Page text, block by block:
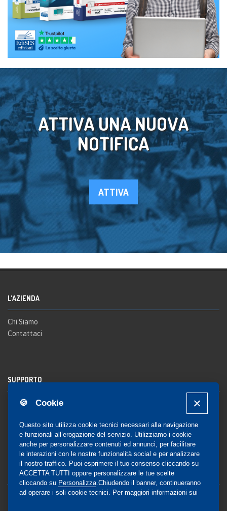
🍪 Cookie
Questo sito utilizza cookie tecnici necessari alla navigazione
e funzionali all’erogazione del servizio. Utilizziamo i cookie
anche per personalizzare contenuti ed annunci, per facilitare
le interazioni con le nostre funzionalità social e per analizzare
il nostro traffico. Puoi esprimere il tuo consenso cliccando su
ACCETTA TUTTI oppure personalizzare le tue scelte
cliccando su Personalizza .Chiudendo il banner, continueranno
ad operare i soli cookie tecnici. Per maggiori informazioni sui
ATTIVA UNA NUOVA
NOTIFICA
ATTIVA
L'AZIENDA
Chi Siamo
Contattaci
SUPPORTO
Registrazione al sito
Notifica
COMMUNITY
Blog e Canali social